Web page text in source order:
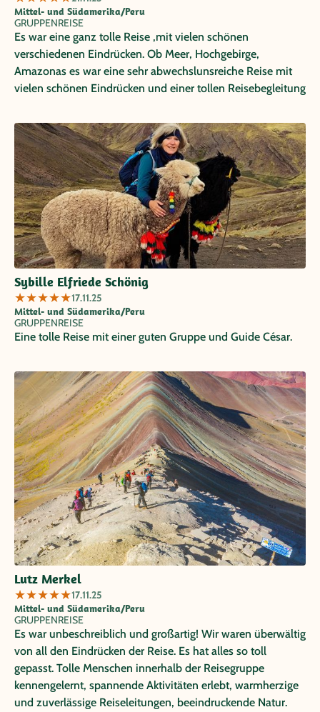
Mittel- und Südamerika/Peru
GRUPPENREISE
Es war eine ganz tolle Reise ,mit vielen schönen
verschiedenen Eindrücken. Ob Meer, Hochgebirge,
Amazonas es war eine sehr abwechslunsreiche Reise mit
vielen schönen Eindrücken und einer tollen Reisebegleitung
Sybille Elfriede Schönig
★★★★★17.11.25
Mittel- und Südamerika/Peru
GRUPPENREISE
Eine tolle Reise mit einer guten Gruppe und Guide César.
Lutz Merkel
★★★★★17.11.25
Mittel- und Südamerika/Peru
GRUPPENREISE
Es war unbeschreiblich und großartig! Wir waren überwältig
von all den Eindrücken der Reise. Es hat alles so toll
gepasst. Tolle Menschen innerhalb der Reisegruppe
kennengelernt, spannende Aktivitäten erlebt, warmherzige
und zuverlässige Reiseleitungen, beeindruckende Natur.